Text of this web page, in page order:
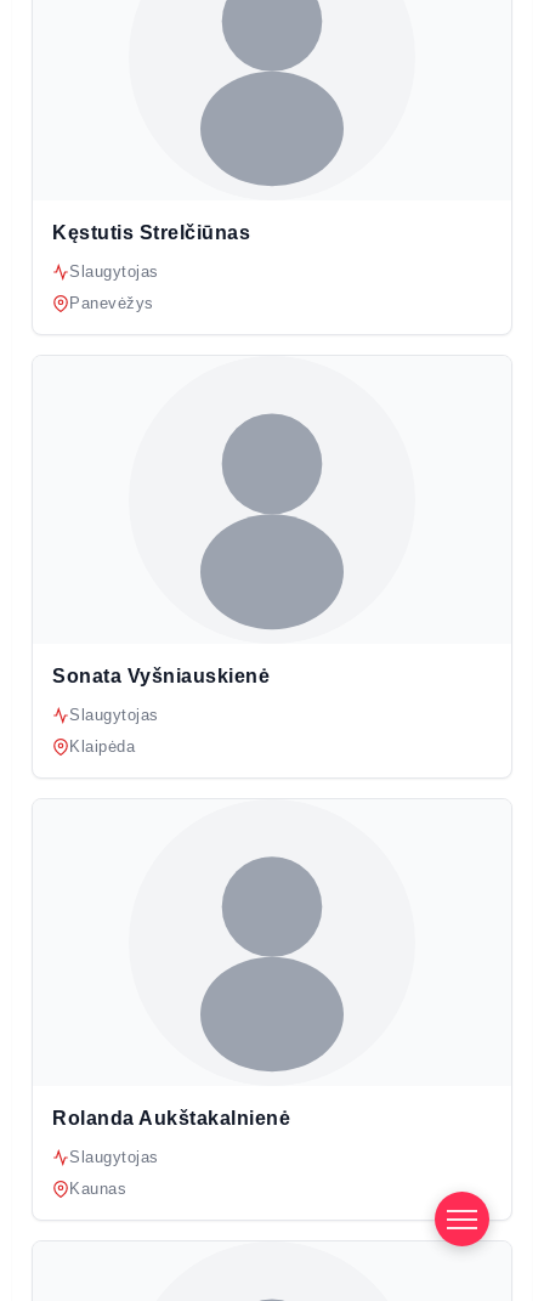
Kęstutis Strelčiūnas
Slaugytojas
Panevėžys
Sonata Vyšniauskienė
Slaugytojas
Klaipėda
Rolanda Aukštakalnienė
Slaugytojas
Kaunas